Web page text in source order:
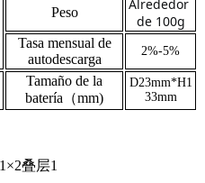
Peso
Alrededor
de 100g
Tasa mensual de
autodescarga
2%-5%
Tamaño de la
batería（mm)
D23mm*H1
33mm